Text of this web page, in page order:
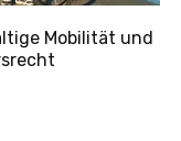
Mobilität und